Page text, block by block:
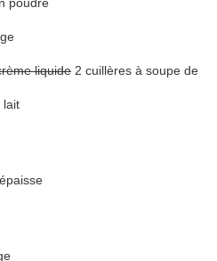
liquide 2 cuillères à soupe de
lait